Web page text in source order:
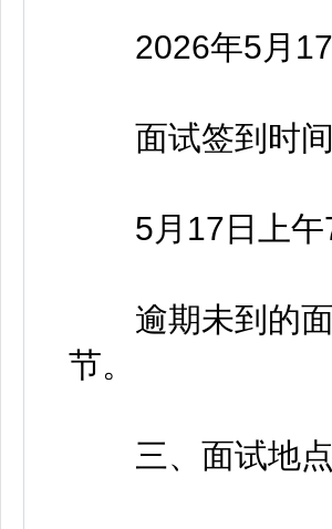
2026年5月17
面试签到时间
5月17日上午
逾期未到的面
节。
三、面试地点